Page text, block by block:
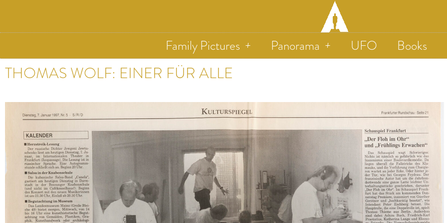
Family Pictures Panorama UFO Books
THOMAS WOLF: EINER FÜR ALLE